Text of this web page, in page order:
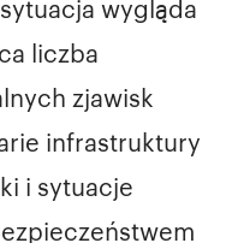
wygląda
liczba
zjawisk
infrastruktury
i sytuacje